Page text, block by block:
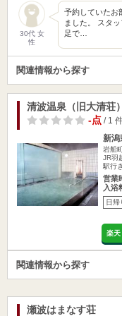
30代 女
性
予約していたお
ました。 スタ
足で…
関連情報から探す
清波温泉（旧大清荘）
-点/ 1
新潟
岩船
JR羽
駅行
営業
入浴
日帰
楽天
関連情報から探す
瀬波はまなす荘